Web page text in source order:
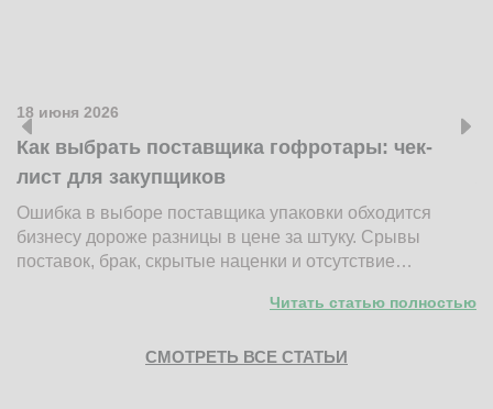
18 июня 2026
Как выбрать поставщика гофротары: чек-
лист для закупщиков
Ошибка в выборе поставщика упаковки обходится
бизнесу дороже разницы в цене за штуку. Срывы
поставок, брак, скрытые наценки и отсутствие…
Читать статью полностью
СМОТРЕТЬ ВСЕ СТАТЬИ